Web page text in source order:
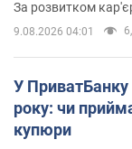
За розвитком
9.08.2026 04:01
У ПриватБанку
року: чи
купюри